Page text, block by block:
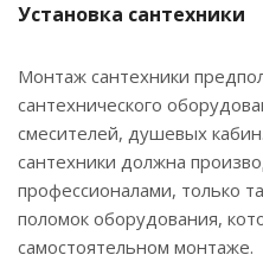
Установка сантехники
Монтаж сантехники
сантехнического
смесителей, душевых
сантехники должна
профессионалами, только
поломок оборудования,
самостоятельном монтаже.